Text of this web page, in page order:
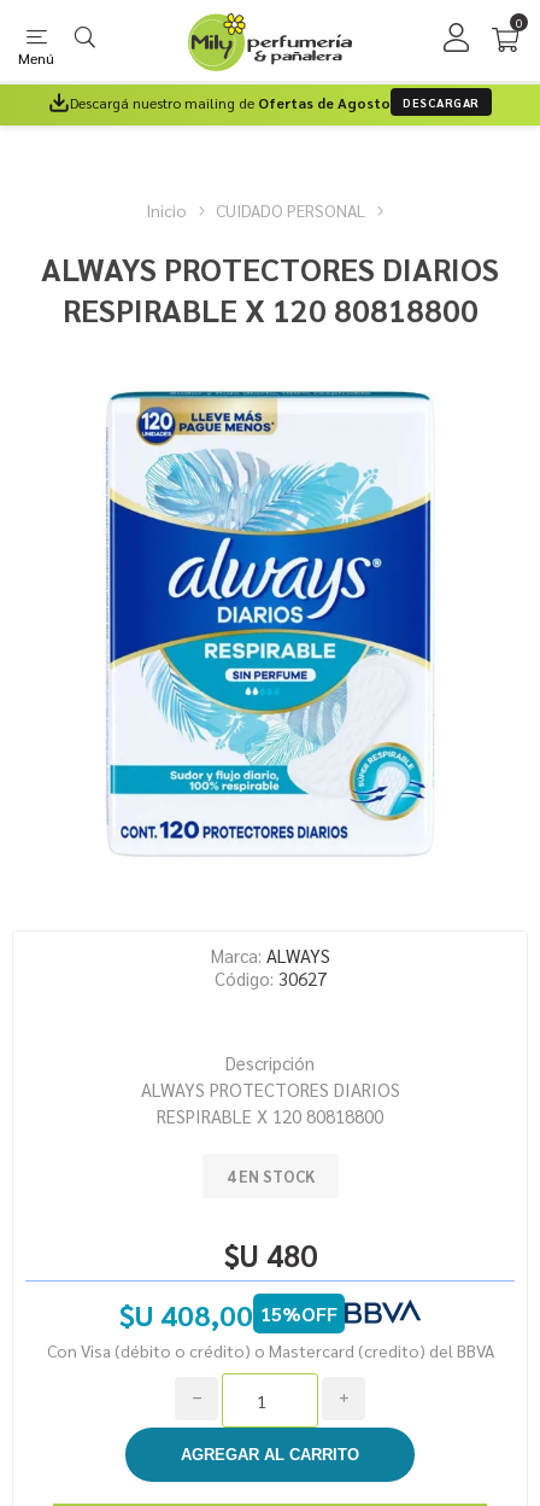
Menú
0
Descargá nuestro mailing de Ofertas de Agosto DESCARGAR
Inicio CUIDADO PERSONAL
ALWAYS PROTECTORES DIARIOS
RESPIRABLE X 120 80818800
Marca: ALWAYS
Código: 30627
Descripción
ALWAYS PROTECTORES DIARIOS
RESPIRABLE X 120 80818800
4 EN STOCK
$U 480
$U 408,00 15%OFF
Con Visa (débito o crédito) o Mastercard (credito) del BBVA
i
h